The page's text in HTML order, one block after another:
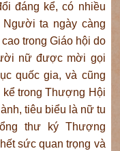
đáng kể, có nhiều
ta ngày càng
trong Giáo hội do
nữ được mời gọi
quốc gia, và cũng
trong Thượng Hội
tiêu biểu là nữ tu
thư ký Thượng
sức quan trọng và